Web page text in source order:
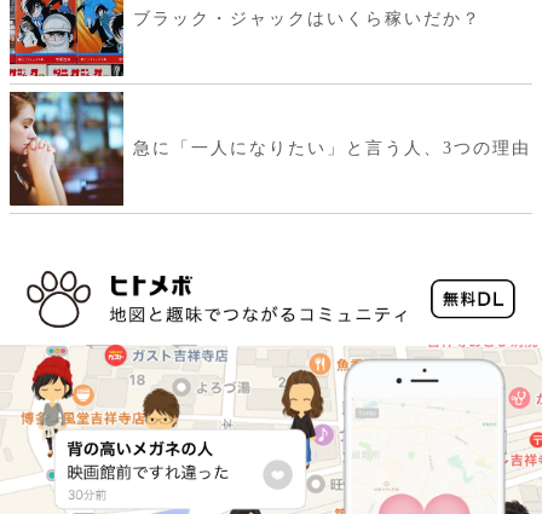
ブラック・ジャックはいくら稼いだか？
急に「一人になりたい」と言う人、3つの理由